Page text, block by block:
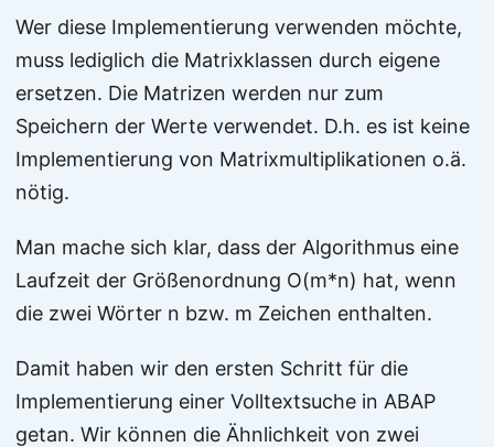
Wer diese Implementierung verwenden möchte,
muss lediglich die Matrixklassen durch eigene
ersetzen. Die Matrizen werden nur zum
Speichern der Werte verwendet. D.h. es ist keine
Implementierung von Matrixmultiplikationen o.ä.
nötig.
Man mache sich klar, dass der Algorithmus eine
Laufzeit der Größenordnung O(m*n) hat, wenn
die zwei Wörter n bzw. m Zeichen enthalten.
Damit haben wir den ersten Schritt für die
Implementierung einer Volltextsuche in ABAP
getan. Wir können die Ähnlichkeit von zwei